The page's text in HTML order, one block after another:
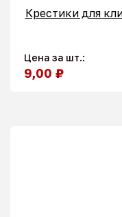
Крестики для
Цена за шт.:
9,00 ₽